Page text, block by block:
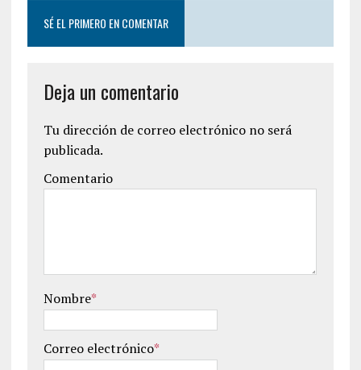
SÉ EL PRIMERO EN COMENTAR
Deja un comentario
Tu dirección de correo electrónico no será
publicada.
Comentario
Nombre*
Correo electrónico*